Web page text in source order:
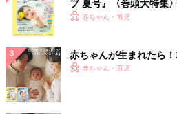
ブ 夏号』〈巻頭大特集
く！ おっぱい・ミルク
赤ちゃん・育児
赤ちゃんが生まれたら！
赤ちゃん・育児